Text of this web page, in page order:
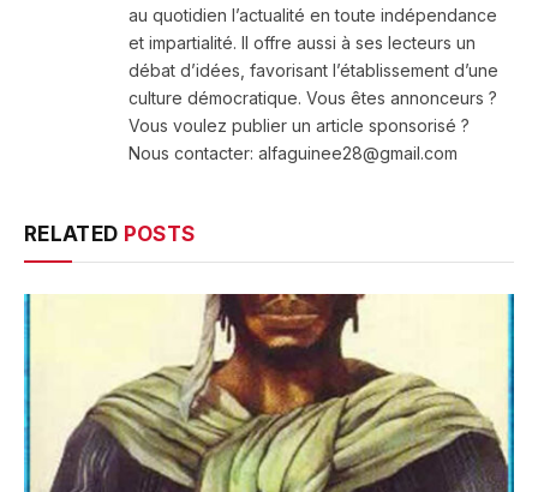
au quotidien l’actualité en toute indépendance
et impartialité. Il offre aussi à ses lecteurs un
débat d’idées, favorisant l’établissement d’une
culture démocratique. Vous êtes annonceurs ?
Vous voulez publier un article sponsorisé ?
Nous contacter: alfaguinee28@gmail.com
RELATED POSTS